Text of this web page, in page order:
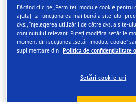
Servicii disponibile online și în
Informații de contact Servicii
Făcând clic pe „Permiteți module cookie pentru
ajutați la funcționarea mai bună a site-ului-
dvs., înțelegerea utilizării de către dvs. a site-
conținutului relevant. Puteți modifica setările
moment din secțiunea „setări module cookie”
suplimentare din Politica de confidențialitate
Setări cookie-uri